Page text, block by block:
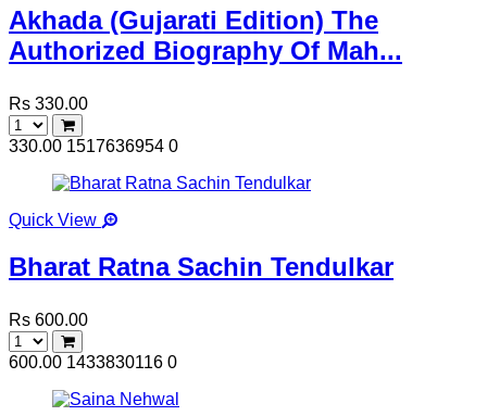
Akhada (Gujarati Edition) The
Authorized Biography Of Mah...
Rs 330.00
330.00 1517636954 0
Quick View
Bharat Ratna Sachin Tendulkar
Rs 600.00
600.00 1433830116 0